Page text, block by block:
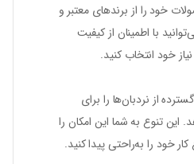
خود را از برندهای معتبر و
با اطمینان از کیفیت
خود انتخاب کنید.
از نردبان‌ها را برای
این تنوع به شما این امکان را
خود را به‌راحتی پیدا کنید.